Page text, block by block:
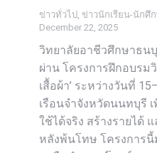
ข่าวทั่วไป, ข่าวนักเรียน-นักศึ
December 22, 2025
วิทยาลัยอาชีวศึกษาธน
ผ่าน โครงการฝึกอบรม
เสื้อผ้า’ ระหว่างวันที่
เรือนจำจังหวัดนนทบุรี
ใช้ได้จริง สร้างรายได้
หลังพ้นโทษ โครงการนี้